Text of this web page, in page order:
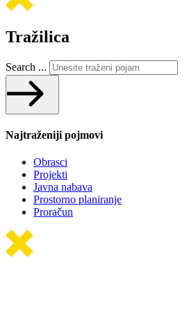
Tražilica
Search ...
Najtraženiji pojmovi
Obrasci
Projekti
Javna nabava
Prostorno planiranje
Proračun